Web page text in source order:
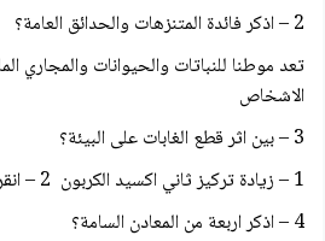
2 – اذكر فائدة المتنزهات والحدائق العامة؟
تعد موطنا للنباتات والحيوانات والمجاري
الاشخاص
3 – بين اثر قطع الغابات على البيئة؟
1 – زيادة تركيز ثاني اكسيد الكربون 2 – انقراض بعض الكائنات الحية
4 – اذكر اربعة من المعادن السامة؟